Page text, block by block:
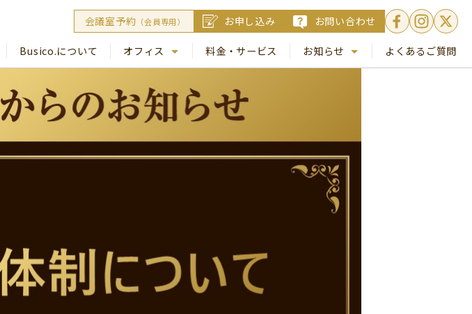
会議室予約 （会員専用） お申し込み お問い合わせ
Busico.について
オフィス
Busico. 梅田
料金・サービス
お知らせ
Busico.通信
よくあるご質問